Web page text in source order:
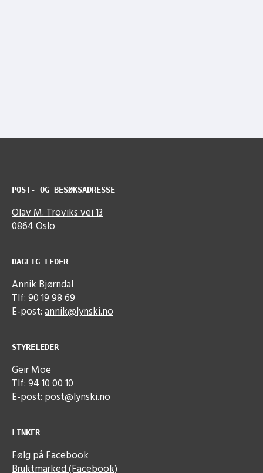
POST- OG BESØKSADRESSE
Olav M. Troviks vei 13
0864 Oslo
DAGLIG LEDER
Annik Bjørndal
Tlf: 90 19 98 69
E-post:annik@lynski.no
STYRELEDER
Geir Moe
Tlf: 94 10 00 10
E-post: post@lynski.no
LINKER
Følg på Facebook
Bruktmarked (Facebook)